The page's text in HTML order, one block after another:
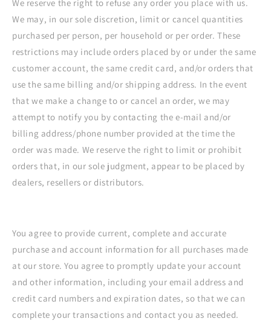
We reserve the right to refuse any order you place with us.
We may, in our sole discretion, limit or cancel quantities
purchased per person, per household or per order. These
restrictions may include orders placed by or under the same
customer account, the same credit card, and/or orders that
use the same billing and/or shipping address. In the event
that we make a change to or cancel an order, we may
attempt to notify you by contacting the e‑mail and/or
billing address/phone number provided at the time the
order was made. We reserve the right to limit or prohibit
orders that, in our sole judgment, appear to be placed by
dealers, resellers or distributors.
You agree to provide current, complete and accurate
purchase and account information for all purchases made
at our store. You agree to promptly update your account
and other information, including your email address and
credit card numbers and expiration dates, so that we can
complete your transactions and contact you as needed.